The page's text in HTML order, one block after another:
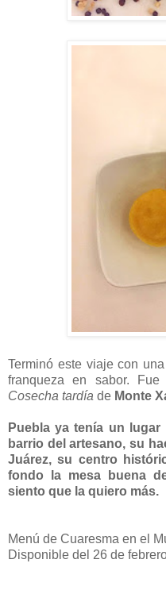
Terminó este viaje con
franqueza en sabor.
Cosecha tardía de Monte
Puebla ya tenía un
barrio del artesano, su
Juárez, su centro
fondo la mesa buena
siento que la quiero más.
Menú de Cuaresma en el
Disponible del 26 de